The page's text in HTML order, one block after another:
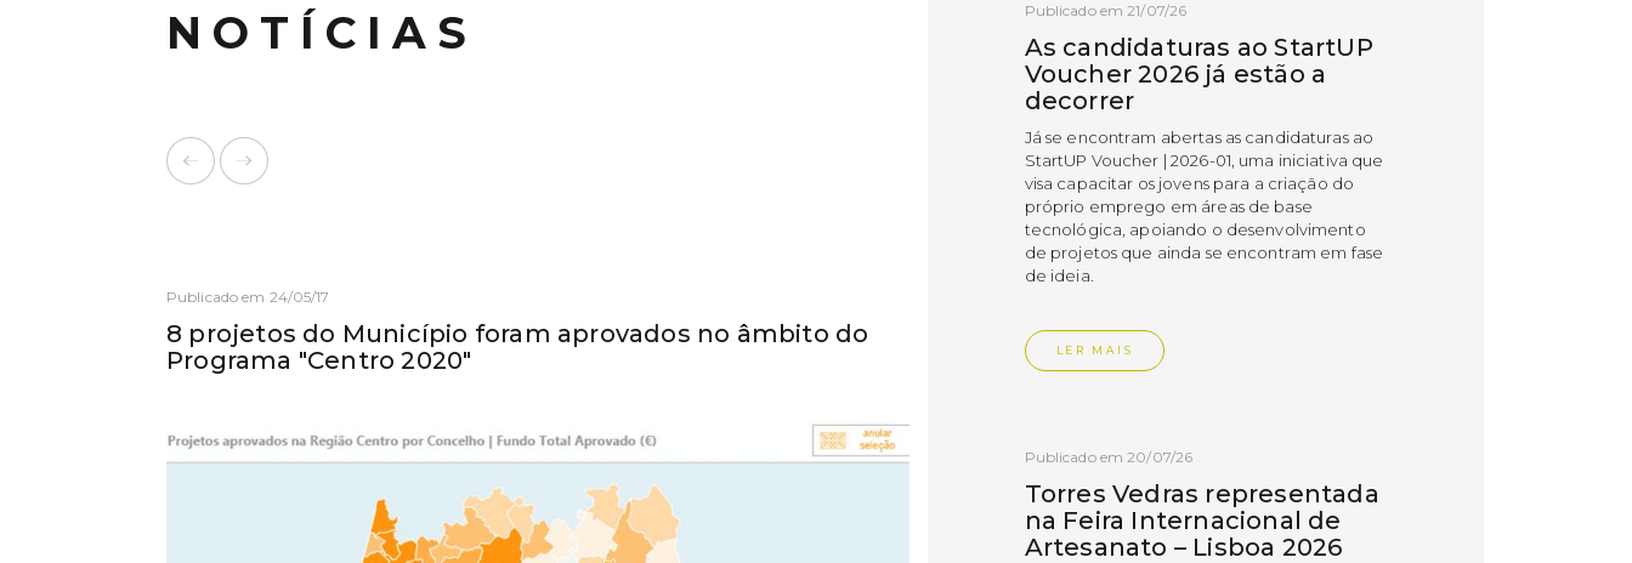
NOTÍCIAS
Publicado em 24/05/17
8 projetos do Município foram aprovados no âmbito do
Programa "Centro 2020"
Publicado em 21/07/26
As candidaturas ao StartUP
Voucher 2026 já estão a
decorrer
Já se encontram abertas as candidaturas ao
StartUP Voucher | 2026-01, uma iniciativa que
visa capacitar os jovens para a criação do
próprio emprego em áreas de base
tecnológica, apoiando o desenvolvimento
de projetos que ainda se encontram em fase
de ideia.
LER MAIS
Publicado em 20/07/26
Torres Vedras representada
na Feira Internacional de
Artesanato – Lisboa 2026